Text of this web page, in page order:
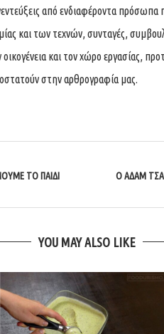
από ενδιαφέροντα
και των τεχνών, συνταγές,
και τον χώρο εργασίας,
στην αρθρογραφία μας.
ΤΟ ΠΑΙΔΊ
Ο ΑΔΆΜ
YOU MAY ALSO LIKE